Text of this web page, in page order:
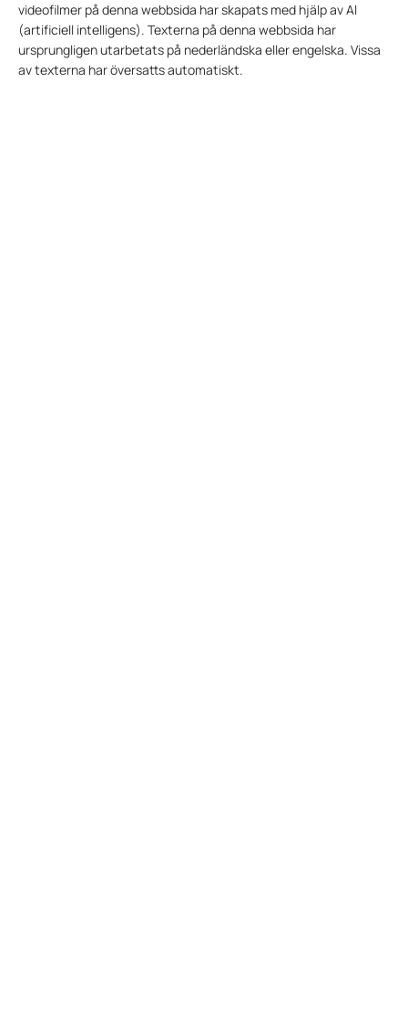
videofilmer på denna webbsida har skapats med hjälp av AI
(artificiell intelligens). Texterna på denna webbsida har
ursprungligen utarbetats på nederländska eller engelska. Vissa
av texterna har översatts automatiskt.